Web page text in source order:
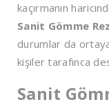
kaçırmanın
Sanit Gömme
durumlar da
kişiler tarafınca
Sanit